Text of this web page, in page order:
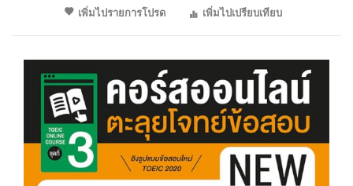
เพิ่มไปรายการโปรด
เพิ่มไปเปรียบเทียบ